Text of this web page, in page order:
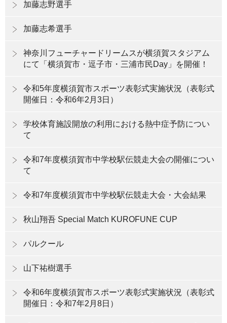
加藤志野選手
加藤志希選手
神奈川フューチャードリームスが横須賀スタジアム
にて「横須賀市・逗子市・三浦市民Day」を開催！
令和5年度横須賀市スポーツ表彰式実施状況（表彰式
開催日：令和6年2月3日）
学校体育施設開放の利用における熱中症予防につい
て
令和7年度横須賀市中学校駅伝競走大会の開催につい
て
令和7年度横須賀市中学校駅伝競走大会・大会結果
秋山翔吾 Special Match KUROFUNE CUP
パルクール
山下祐樹選手
令和6年度横須賀市スポーツ表彰式実施状況（表彰式
開催日：令和7年2月8日）